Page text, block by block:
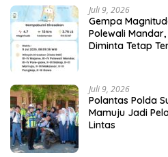
Juli 9, 2026
Gempa
Polewali
Diminta Tetap
Juli 9, 2026
Polantas Polda
Mamuju Jadi
Lintas